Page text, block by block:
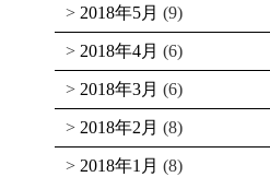
2018年5月 (9)
2018年4月 (6)
2018年3月 (6)
2018年2月 (8)
2018年1月 (8)